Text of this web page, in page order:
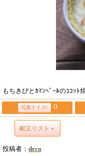
もちきびとｶﾏﾝﾍﾞｰﾙのｺｺｯ
写真ナイス! 0
献立リスト＋
投稿者： deco